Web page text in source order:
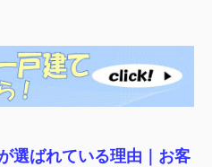
選ばれている理由｜ お客